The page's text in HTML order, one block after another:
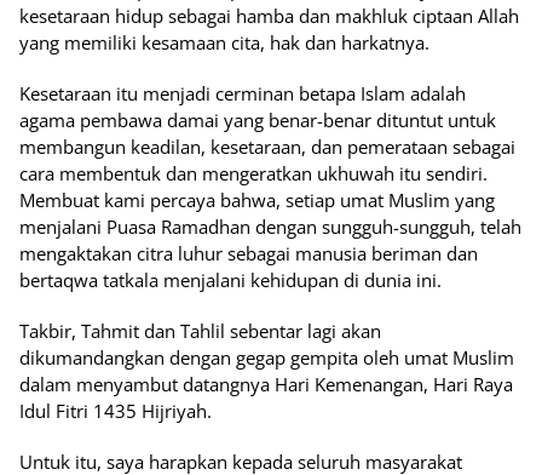
kesetaraan hidup sebagai hamba dan makhluk ciptaan Allah
yang memiliki kesamaan cita, hak dan harkatnya.
Kesetaraan itu menjadi cerminan betapa Islam adalah
agama pembawa damai yang benar-benar dituntut untuk
membangun keadilan, kesetaraan, dan pemerataan sebagai
cara membentuk dan mengeratkan ukhuwah itu sendiri.
Membuat kami percaya bahwa, setiap umat Muslim yang
menjalani Puasa Ramadhan dengan sungguh-sungguh, telah
mengaktakan citra luhur sebagai manusia beriman dan
bertaqwa tatkala menjalani kehidupan di dunia ini.
Takbir, Tahmit dan Tahlil sebentar lagi akan
dikumandangkan dengan gegap gempita oleh umat Muslim
dalam menyambut datangnya Hari Kemenangan, Hari Raya
Idul Fitri 1435 Hijriyah.
Untuk itu, saya harapkan kepada seluruh masyarakat